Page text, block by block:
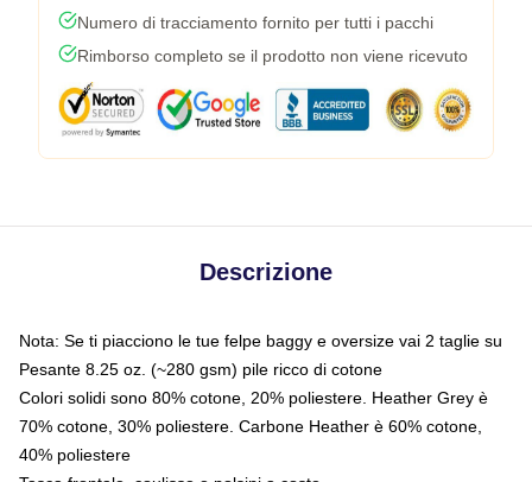
Numero di tracciamento fornito per tutti i pacchi
Rimborso completo se il prodotto non viene ricevuto
Descrizione
Nota: Se ti piacciono le tue felpe baggy e oversize vai 2 taglie su
Pesante 8.25 oz. (~280 gsm) pile ricco di cotone
Colori solidi sono 80% cotone, 20% poliestere. Heather Grey è
70% cotone, 30% poliestere. Carbone Heather è 60% cotone,
40% poliestere